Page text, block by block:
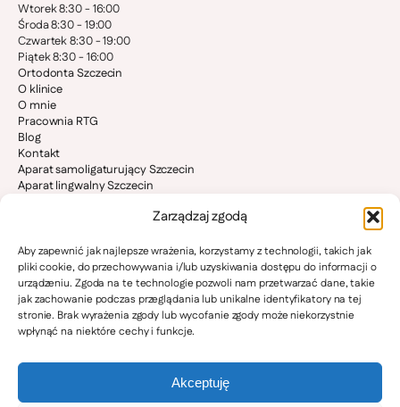
Zarządzaj zgodą
Aby zapewnić jak najlepsze wrażenia, korzystamy z technologii, takich jak
pliki cookie, do przechowywania i/lub uzyskiwania dostępu do informacji o
urządzeniu. Zgoda na te technologie pozwoli nam przetwarzać dane, takie
jak zachowanie podczas przeglądania lub unikalne identyfikatory na tej
stronie. Brak wyrażenia zgody lub wycofanie zgody może niekorzystnie
wpłynąć na niektóre cechy i funkcje.
Akceptuję
Wtorek 8:30 - 16:00
Środa 8:30 - 19:00
Czwartek 8:30 - 19:00
Piątek 8:30 - 16:00
Ortodonta Szczecin
O klinice
O mnie
Pracownia RTG
Blog
Kontakt
Aparat samoligaturujący Szczecin
Aparat lingwalny Szczecin
Bruksizm i stawy skroniowo-żuchwowe
Ortodonta Stargard
Ortodonta Goleniów
Ortodonta Police
Ortodonta Pyrzyce
Ortodonta Gryfino
Ortodonta Kamień Pomorski